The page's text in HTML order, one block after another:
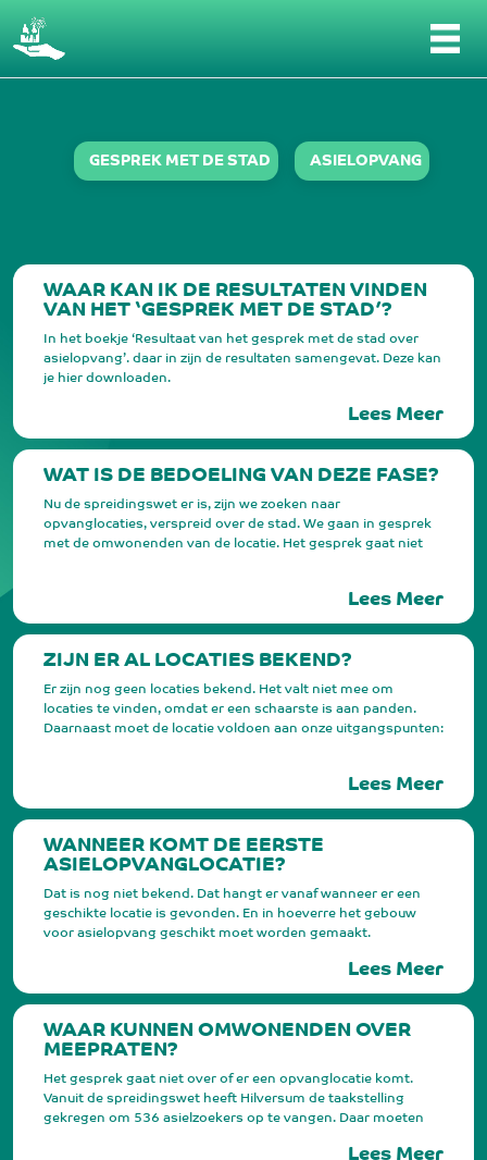
GESPREK MET DE STAD ASIELOPVANG
WAAR KAN IK DE RESULTATEN VINDEN
VAN HET ‘GESPREK MET DE STAD’?
In het boekje ‘Resultaat van het gesprek met de stad over
asielopvang’. daar in zijn de resultaten samengevat. Deze kan
je hier downloaden.
Lees Meer
WAT IS DE BEDOELING VAN DEZE FASE?
Nu de spreidingswet er is, zijn we zoeken naar
opvanglocaties, verspreid over de stad. We gaan in gesprek
met de omwonenden van de locatie. Het gesprek gaat niet
asielopvang goed te regelen? Zo kunnen we de
opvanglocatie een zo goed mogelijke plek geven in de buurt.
Lees Meer
ZIJN ER AL LOCATIES BEKEND?
Er zijn nog geen locaties bekend. Het valt niet mee om
locaties te vinden, omdat er een schaarste is aan panden.
Daarnaast moet de locatie voldoen aan onze uitgangspunten:
functies voor de buurt, asielzoekers doen mee vanaf dag één.
Lees Meer
WANNEER KOMT DE EERSTE
ASIELOPVANGLOCATIE?
Dat is nog niet bekend. Dat hangt er vanaf wanneer er een
geschikte locatie is gevonden. En in hoeverre het gebouw
voor asielopvang geschikt moet worden gemaakt.
Lees Meer
WAAR KUNNEN OMWONENDEN OVER
MEEPRATEN?
Het gesprek gaat niet over of er een opvanglocatie komt.
Vanuit de spreidingswet heeft Hilversum de taakstelling
gekregen om 536 asielzoekers op te vangen. Daar moeten
Lees Meer